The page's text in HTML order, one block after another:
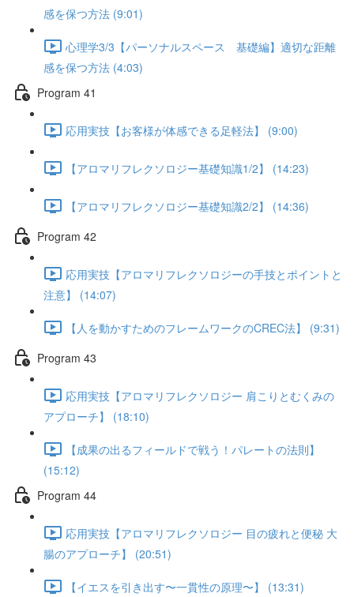
感を保つ方法 (9:01)
心理学3/3【パーソナルスペース 基礎編】適切な距離
感を保つ方法 (4:03)
Program 41
応用実技【お客様が体感できる足軽法】 (9:00)
【アロマリフレクソロジー基礎知識1/2】 (14:23)
【アロマリフレクソロジー基礎知識2/2】 (14:36)
Program 42
応用実技【アロマリフレクソロジーの手技とポイントと
注意】 (14:07)
【人を動かすためのフレームワークのCREC法】 (9:31)
Program 43
応用実技【アロマリフレクソロジー 肩こりとむくみの
アプローチ】 (18:10)
【成果の出るフィールドで戦う！パレートの法則】
(15:12)
Program 44
応用実技【アロマリフレクソロジー 目の疲れと便秘 大
腸のアプローチ】 (20:51)
【イエスを引き出す〜一貫性の原理〜】 (13:31)